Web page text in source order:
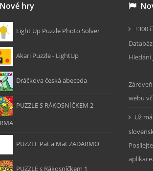
hry
Light Up Puzzle Photo Solver
Akari Puzzle - LightUp
Dráčkova česká abeceda
PUZZLE S RÁKOSNÍČKEM 2
PUZZLE Pat a Mat ZADARMO
PUZZLE s Rákosníčkem 1
+300
Hledání
webu
Už